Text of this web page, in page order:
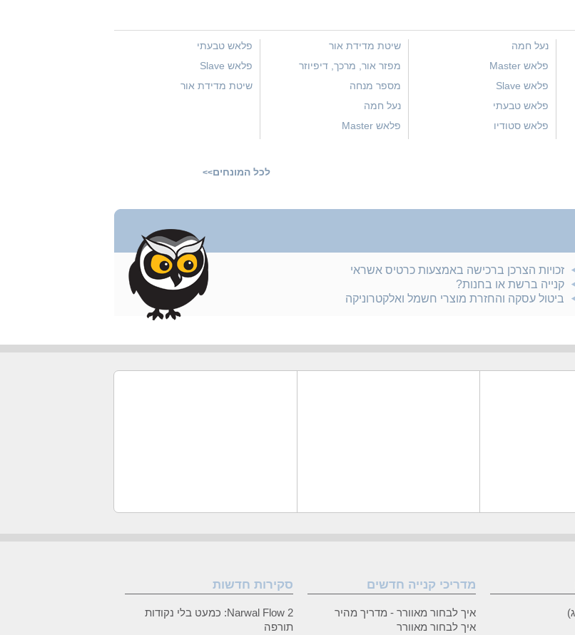
נעל חמה
פלאש Master
פלאש Slave
פלאש טבעתי
פלאש סטודיו
שיטת מדידת אור
מפזר אור, מרכך, דיפיוזר
מספר מנחה
נעל חמה
פלאש Master
פלאש טבעתי
פלאש Slave
שיטת מדידת אור
לכל המונחים>>
זכויות הצרכן ברכישה באמצעות כרטיס אשראי
קנייה ברשת או בחנות?
ביטול עסקה והחזרת מוצרי חשמל ואלקטרוניקה
מדריכי קנייה חדשים
איך לבחור מאוורר - מדריך מהיר
איך לבחור מאוורר
סקירות חדשות
Narwal Flow 2: כמעט בלי נקודות
תורפה